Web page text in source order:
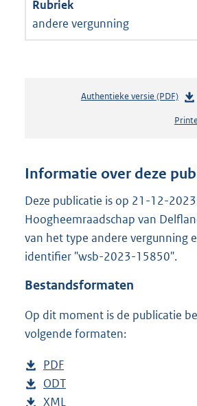
andere vergunning
Authentieke versie (PDF)b
s
n
s
g
r
o
:
Informatie over deze
Deze publicatie is op 21-12-
Hoogheemraadschap van
van het type andere vergunning
identifier "wsb-2023-15850".
Bestandsformaten
Op dit moment is de publicatie
volgende formaten:
D
o
w
PDF
e
s
D
o
ODT
D
XML